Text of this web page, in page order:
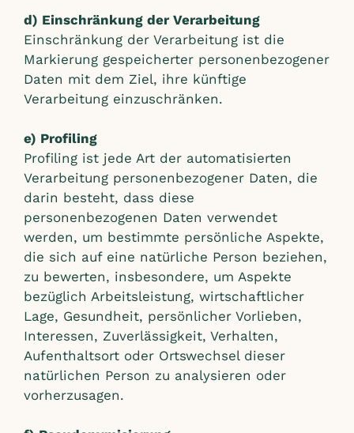
d) Einschränkung der Verarbeitung
Einschränkung der Verarbeitung ist die
Markierung gespeicherter personenbezogener
Daten mit dem Ziel, ihre künftige
Verarbeitung einzuschränken.
e) Profiling
Profiling ist jede Art der automatisierten
Verarbeitung personenbezogener Daten, die
darin besteht, dass diese
personenbezogenen Daten verwendet
werden, um bestimmte persönliche Aspekte,
die sich auf eine natürliche Person beziehen,
zu bewerten, insbesondere, um Aspekte
bezüglich Arbeitsleistung, wirtschaftlicher
Lage, Gesundheit, persönlicher Vorlieben,
Interessen, Zuverlässigkeit, Verhalten,
Aufenthaltsort oder Ortswechsel dieser
natürlichen Person zu analysieren oder
vorherzusagen.